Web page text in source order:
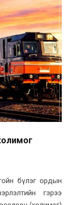
бүлэг ордын
гэрээ